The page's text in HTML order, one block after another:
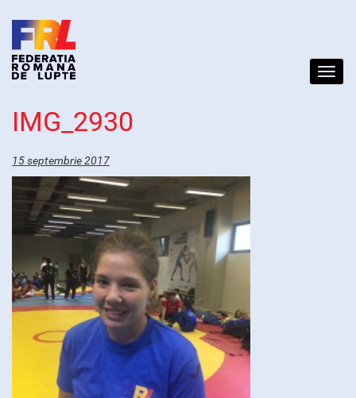
IMG_2930
15 septembrie 2017